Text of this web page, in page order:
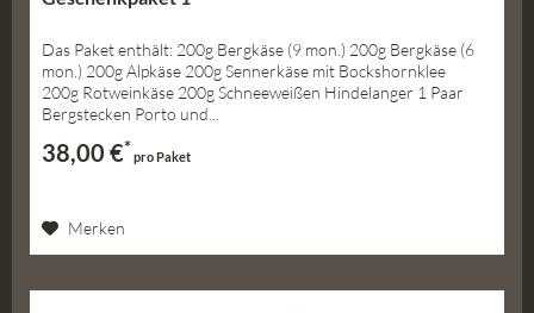
Das Paket enthält: 200g Bergkäse (9 mon.) 200g Bergkäse (6
mon.) 200g Alpkäse 200g Sennerkäse mit Bockshornklee
200g Rotweinkäse 200g Schneeweißen Hindelanger 1 Paar
Bergstecken Porto und...
38,00 €*pro Paket
Merken